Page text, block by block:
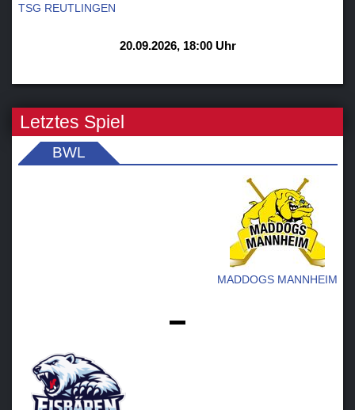
TSG REUTLINGEN
20.09.2026, 18:00 Uhr
Letztes Spiel
BWL
MADDOGS MANNHEIM